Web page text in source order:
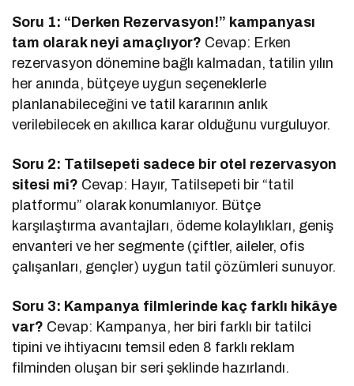
Soru 1: “Derken Rezervasyon!” kampanyası
tam olarak neyi amaçlıyor? Cevap: Erken
rezervasyon dönemine bağlı kalmadan, tatilin yılın
her anında, bütçeye uygun seçeneklerle
planlanabileceğini ve tatil kararının anlık
verilebilecek en akıllıca karar olduğunu vurguluyor.
Soru 2: Tatilsepeti sadece bir otel rezervasyon
sitesi mi? Cevap: Hayır, Tatilsepeti bir “tatil
platformu” olarak konumlanıyor. Bütçe
karşılaştırma avantajları, ödeme kolaylıkları, geniş
envanteri ve her segmente (çiftler, aileler, ofis
çalışanları, gençler) uygun tatil çözümleri sunuyor.
Soru 3: Kampanya filmlerinde kaç farklı hikâye
var? Cevap: Kampanya, her biri farklı bir tatilci
tipini ve ihtiyacını temsil eden 8 farklı reklam
filminden oluşan bir seri şeklinde hazırlandı.